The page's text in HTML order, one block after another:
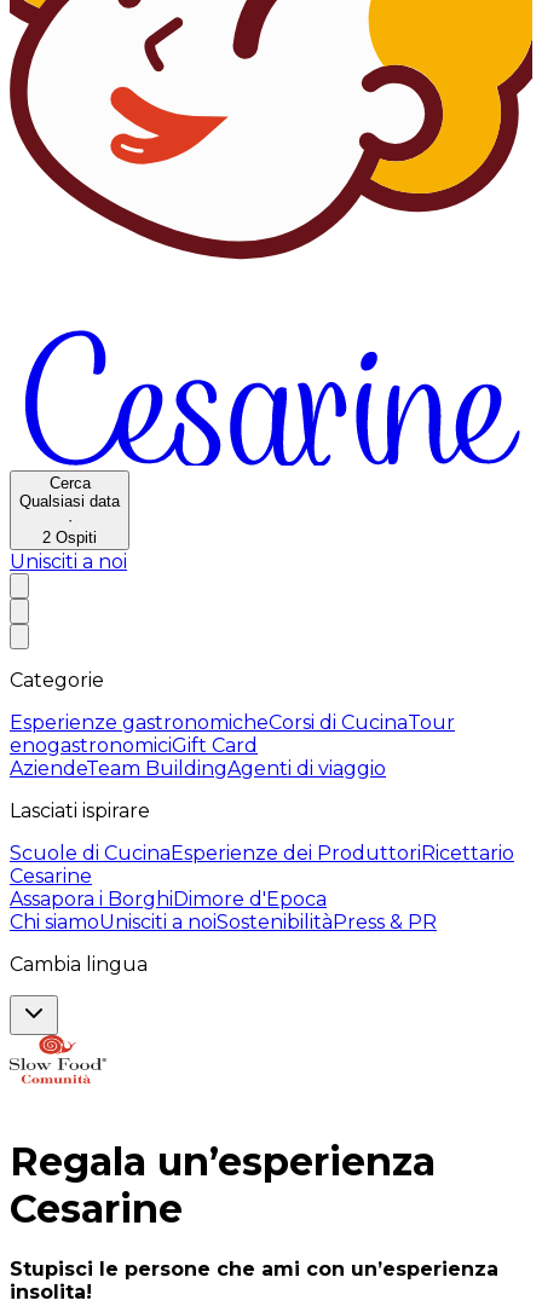
Cerca
Qualsiasi data
·
2 Ospiti
Unisciti a noi
Categorie
Esperienze gastronomicheCorsi di CucinaTour
enogastronomiciGift Card
AziendeTeam BuildingAgenti di viaggio
Lasciati ispirare
Scuole di CucinaEsperienze dei ProduttoriRicettario
Cesarine
Assapora i BorghiDimore d'Epoca
Chi siamoUnisciti a noiSostenibilitàPress & PR
Cambia lingua
Regala un’esperienza
Cesarine
Stupisci le persone che ami con un’esperienza
insolita!